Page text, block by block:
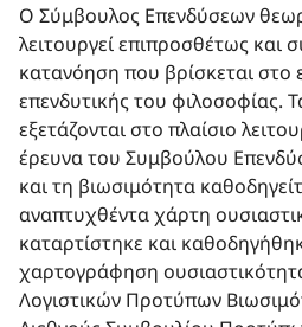
Ο Σύμβουλος Επενδύσεων
λειτουργεί επιπροσθέτως και
κατανόηση που βρίσκεται στο
επενδυτικής του φιλοσοφίας.
εξετάζονται στο πλαίσιο
έρευνα του Συμβούλου
και τη βιωσιμότητα
αναπτυχθέντα χάρτη
καταρτίστηκε και
χαρτογράφηση
Λογιστικών Προτύπων